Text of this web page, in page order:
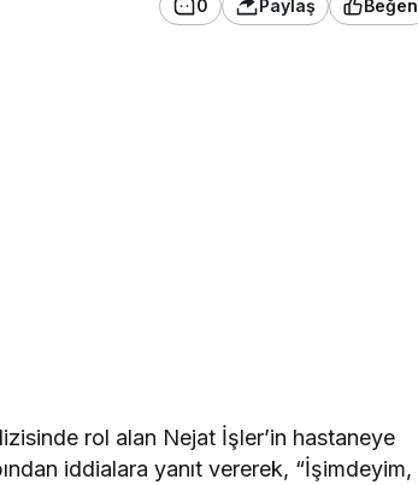
0 Paylaş Beğen
rol alan Nejat İşler’in hastaneye
iddialara yanıt vererek, “İşimdeyim,